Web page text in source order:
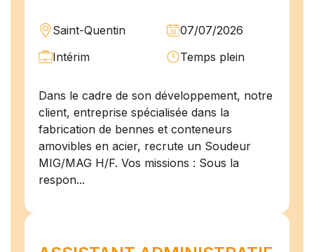
Saint-Quentin
07/07/2026
Intérim
Temps plein
Dans le cadre de son développement, notre
client, entreprise spécialisée dans la
fabrication de bennes et conteneurs
amovibles en acier, recrute un Soudeur
MIG/MAG H/F. Vos missions : Sous la
respon...